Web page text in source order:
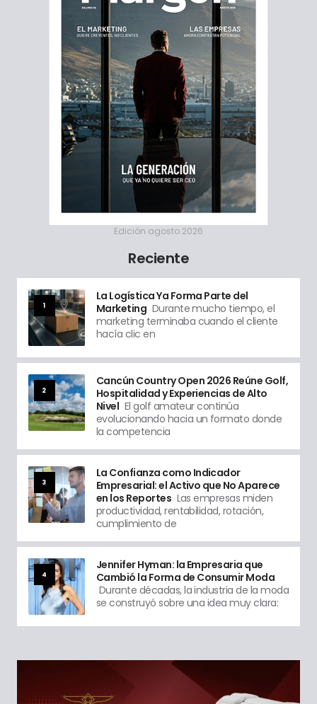
Edición agosto 2026
Reciente
1
La Logística Ya Forma Parte del
Marketing Durante mucho tiempo, el
marketing terminaba cuando el cliente
hacía clic en
2
Cancún Country Open 2026 Reúne Golf,
Hospitalidad y Experiencias de Alto
Nivel El golf amateur continúa
evolucionando hacia un formato donde
la competencia
3
La Confianza como Indicador
Empresarial: el Activo que No Aparece
en los Reportes Las empresas miden
productividad, rentabilidad, rotación,
cumplimiento de
4
Jennifer Hyman: la Empresaria que
Cambió la Forma de Consumir Moda
Durante décadas, la industria de la moda
se construyó sobre una idea muy clara: